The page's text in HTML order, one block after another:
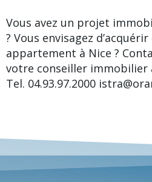
Vous avez un projet
? Vous envisagez
appartement à Nice ?
votre conseiller immobilier
Tel. 04.93.97.2000